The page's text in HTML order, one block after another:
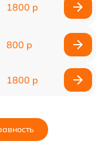
1800 р
800 р
1800 р